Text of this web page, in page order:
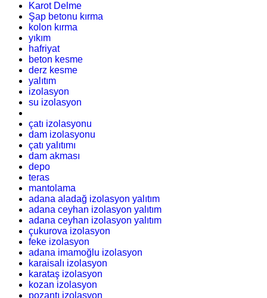
Karot Delme
Şap betonu kırma
kolon kırma
yıkım
hafriyat
beton kesme
derz kesme
yalıtım
izolasyon
su izolasyon
çatı izolasyonu
dam izolasyonu
çatı yalıtımı
dam akması
depo
teras
mantolama
adana aladağ izolasyon yalıtım
adana ceyhan izolasyon yalıtım
adana ceyhan izolasyon yalıtım
çukurova izolasyon
feke izolasyon
adana imamoğlu izolasyon
karaisalı izolasyon
karataş izolasyon
kozan izolasyon
pozantı izolasyon